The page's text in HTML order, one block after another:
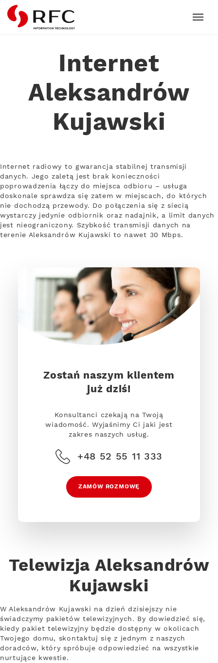
RFC
Internet
Aleksandrów
Kujawski
Internet radiowy to gwarancja stabilnej transmisji
danych. Jego zaletą jest brak konieczności
poprowadzenia łączy do miejsca odbioru – usługa
doskonale sprawdza się zatem w miejscach, do których
nie dochodzą przewody. Do połączenia się z siecią
wystarczy jedynie odbiornik oraz nadajnik, a limit danych
jest nieograniczony. Szybkość transmisji danych na
terenie Aleksandrów Kujawski to nawet 30 Mbps.
Zostań naszym klientem
już dziś!
Konsultanci czekają na Twoją
wiadomość. Wyjaśnimy Ci jaki jest
zakres naszych usług.
+48 52 55 11 333
ZAMÓW ROZMOWĘ
Telewizja Aleksandrów
Kujawski
W Aleksandrów Kujawski na dzień dzisiejszy nie
świadczymy pakietów telewizyjnych. By dowiedzieć się,
kiedy pakiet telewizyjny będzie dostępny w okolicach
Twojego domu, skontaktuj się z jednym z naszych
doradców, który spróbuje odpowiedzieć na wszystkie
nurtujące kwestie.